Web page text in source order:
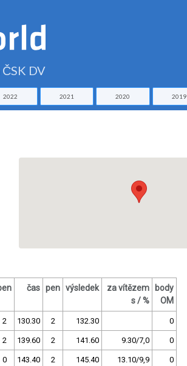
DV
2022 2021 2020 2019
čas pen výsledek
za vítězem
s / %
body
OM
2 130.30 2 132.30 0
2 139.60 2 141.60 9.30/7,0 0
0 143.40 2 145.40 13.10/9,9 0